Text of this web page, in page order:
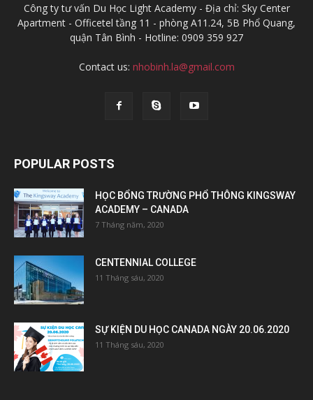
Công ty tư vấn Du Học Light Academy - Địa chỉ: Sky Center
Apartment - Officetel tầng 11 - phòng A11.24, 5B Phổ Quang,
quận Tân Bình - Hotline: 0909 359 927
Contact us: nhobinh.la@gmail.com
POPULAR POSTS
HỌC BỔNG TRƯỜNG PHỔ THÔNG KINGSWAY
ACADEMY – CANADA
7 Tháng năm, 2020
CENTENNIAL COLLEGE
11 Tháng sáu, 2020
SỰ KIỆN DU HỌC CANADA NGÀY 20.06.2020
11 Tháng sáu, 2020